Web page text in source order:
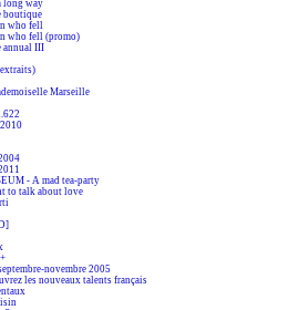
long way
boutique
who fell
who fell (promo)
annual III
Marseille
- A mad tea-party
to talk about love
novembre 2005
les nouveaux talents français